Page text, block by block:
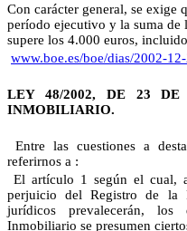
Con carácter general, se exige
período ejecutivo y la suma de
supere los 4.000 euros,
www.boe.es/boe/dias/2002-
LEY 48/2002, DE 23 DE
INMOBILIARIO.
Entre las cuestiones a
referirnos a :
El artículo 1 según el cual,
perjuicio del Registro de la
jurídicos prevalecerán,
Inmobiliario se presumen